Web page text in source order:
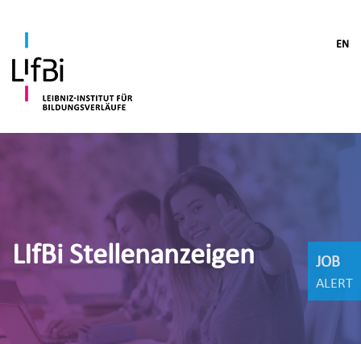
EN
LIfBi Stellenanzeigen JOB
ALERT